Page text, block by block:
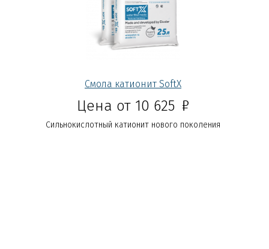
Смола катионит SoftX
Цена от 10 625 Р
Сильнокислотный катионит нового поколения